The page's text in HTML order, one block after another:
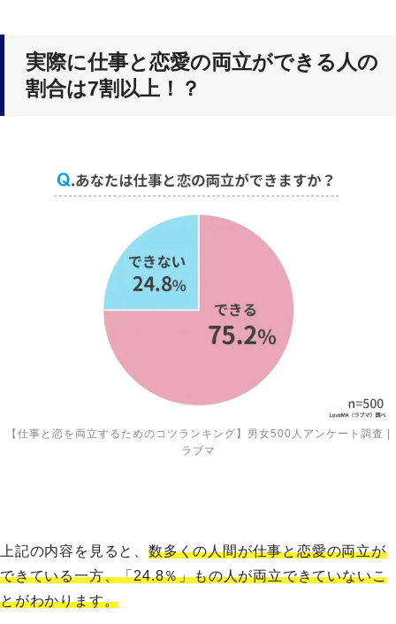
実際に仕事と恋愛の両立ができる人の
割合は7割以上！？
【仕事と恋を両立するためのコツランキング】男女500人アンケート調査 |
ラブマ
上記の内容を見ると、 数多くの人間が仕事と恋愛の両立が
できている一方、「24.8％」もの人が両立できていないこ
とがわかります。